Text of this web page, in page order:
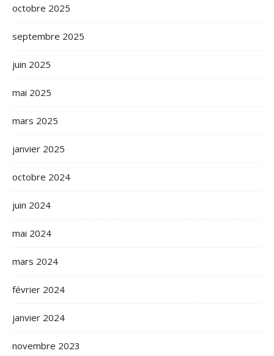
octobre 2025
septembre 2025
juin 2025
mai 2025
mars 2025
janvier 2025
octobre 2024
juin 2024
mai 2024
mars 2024
février 2024
janvier 2024
novembre 2023